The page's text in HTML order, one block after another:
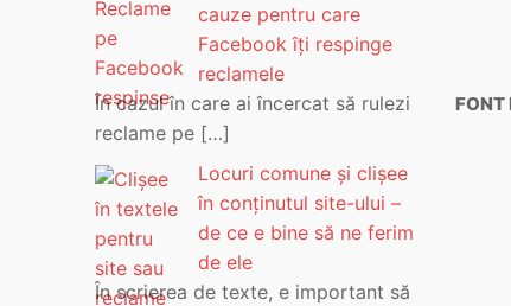
cauze pentru care
Facebook îți respinge
reclamele
În cazul în care ai încercat să rulezi
reclame pe […]
Locuri comune și clișee
în conținutul site-ului –
de ce e bine să ne ferim
de ele
În scrierea de texte, e important să
FONT